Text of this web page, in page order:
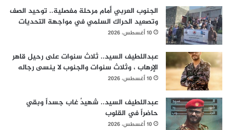
الجنوب العربي أمام مرحلة مفصلية.. توحيد الصف
وتصعيد الحراك السلمي في مواجهة التحديات
10 أغسطس، 2026
عبداللطيف السيد.. ثلاث سنوات على رحيل قاهر
الإرهاب ، وثلاث سنوات والجنوب لا ينسى رجاله
10 أغسطس، 2026
عبداللطيف السيد.. شهيدٌ غاب جسداً وبقي
حاضراً في القلوب
10 أغسطس، 2026